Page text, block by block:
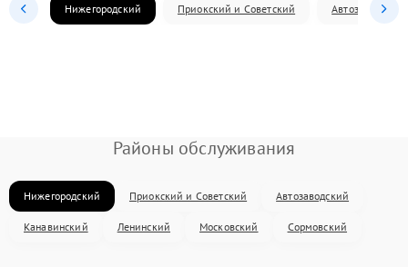
Нижегородский Приокский и Советский Автозаводский
Районы обслуживания
Нижегородский Приокский и Советский Автозаводский
Канавинский Ленинский Московский Сормовский